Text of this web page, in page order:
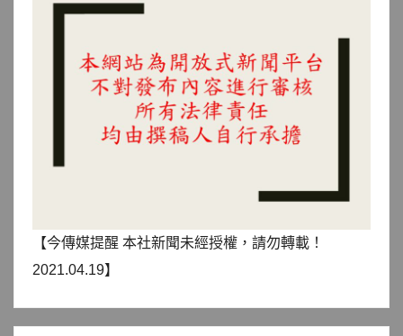
【今傳媒提醒 本社新聞未經授權，請勿轉載！
2021.04.19】